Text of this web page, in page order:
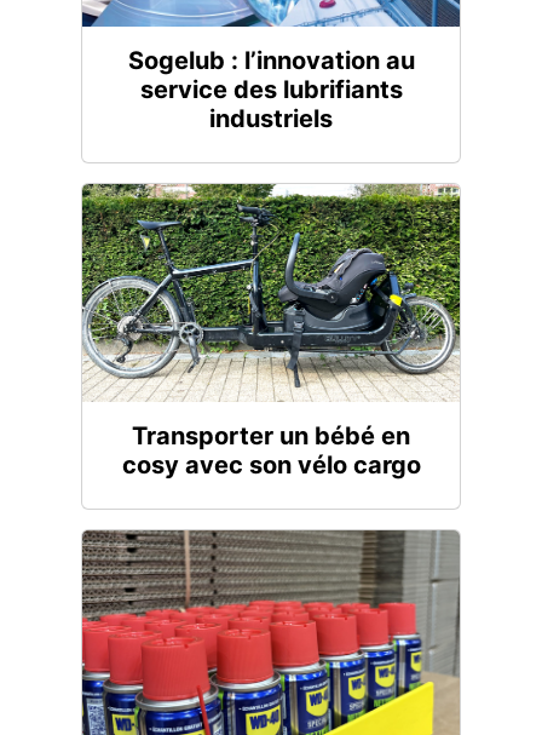
Sogelub : l’innovation au
service des lubrifiants
industriels
Transporter un bébé en
cosy avec son vélo cargo